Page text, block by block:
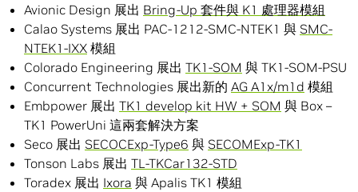
Avionic Design 展出 Bring-Up 套件與 K1 處理器模組
Calao Systems 展出 PAC-1212-SMC-NTEK1 與 SMC-
NTEK1-IXX 模組
Colorado Engineering 展出 TK1-SOM 與 TK1-SOM-PSU
Concurrent Technologies 展出新的 AG A1x/m1d 模組
Embpower 展出 TK1 develop kit HW + SOM 與 Box –
TK1 PowerUni 這兩套解決方案
Seco 展出 SECOCExp-Type6 與 SECOMExp-TK1
Tonson Labs 展出 TL-TKCar132-STD
Toradex 展出 Ixora 與 Apalis TK1 模組